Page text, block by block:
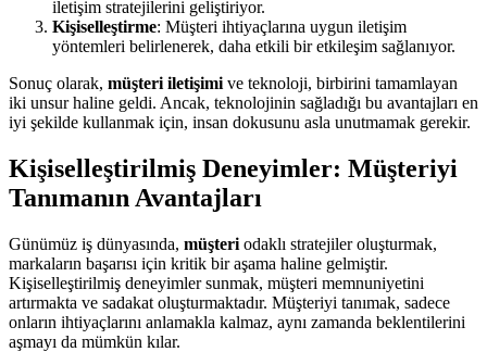
iletişim stratejilerini geliştiriyor.
Kişiselleştirme: Müşteri ihtiyaçlarına uygun iletişim
yöntemleri belirlenerek, daha etkili bir etkileşim sağlanıyor.
Sonuç olarak, müşteri iletişimi ve teknoloji, birbirini tamamlayan
iki unsur haline geldi. Ancak, teknolojinin sağladığı bu avantajları en
iyi şekilde kullanmak için, insan dokusunu asla unutmamak gerekir.
Kişiselleştirilmiş Deneyimler: Müşteriyi
Tanımanın Avantajları
Günümüz iş dünyasında, müşteri odaklı stratejiler oluşturmak,
markaların başarısı için kritik bir aşama haline gelmiştir.
Kişiselleştirilmiş deneyimler sunmak, müşteri memnuniyetini
artırmakta ve sadakat oluşturmaktadır. Müşteriyi tanımak, sadece
onların ihtiyaçlarını anlamakla kalmaz, aynı zamanda beklentilerini
aşmayı da mümkün kılar.